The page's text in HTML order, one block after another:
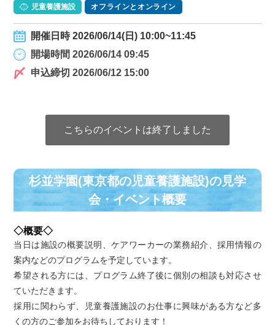
児童養護施設 オフラインとオンライン
開催日時 2026/06/14(日) 10:00~11:45
開場時間 2026/06/14 09:45
申込締切 2026/06/12 15:00
こちらのイベントは終了しました
杉並学園(東京都の児童養護施設)の⾒学
会・イベント概要
◇概要◇
当日は施設の概要説明、ケアワーカーの業務紹介、採用情報の
案内などのプログラムを予定しています。
希望される方には、プログラム終了後に個別の相談も対応させ
ていただきます。
採用に関わらず、児童養護施設のお仕事に興味がある方など多
くの方のご参加をお待ちしております！